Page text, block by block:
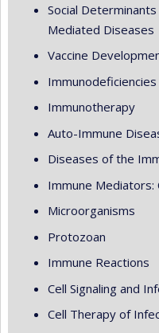
Social
Mediated Diseases
Vaccine
Immunodeficiencies
Immunotherapy
Auto-Immune
Diseases of the
Immune Mediators:
Microorganisms
Protozoan
Immune Reactions
Cell Signaling and
Cell Therapy of